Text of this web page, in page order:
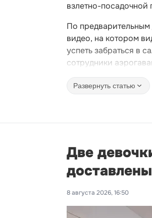
взлетно-посадочной
По
видео, на котором
успеть забраться в
сотрудники
Развернуть статью
Две
8 августа 2026, 16:50